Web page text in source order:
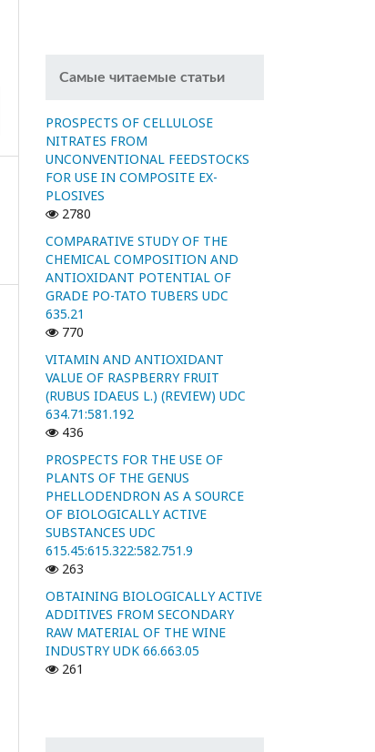
Самые читаемые статьи
PROSPECTS OF CELLULOSE
NITRATES FROM
UNCONVENTIONAL FEEDSTOCKS
FOR USE IN COMPOSITE EX-
PLOSIVES
2780
COMPARATIVE STUDY OF THE
CHEMICAL COMPOSITION AND
ANTIOXIDANT POTENTIAL OF
GRADE PO-TATO TUBERS UDC
635.21
770
VITAMIN AND ANTIOXIDANT
VALUE OF RASPBERRY FRUIT
(RUBUS IDAEUS L.) (REVIEW) UDC
634.71:581.192
436
PROSPECTS FOR THE USE OF
PLANTS OF THE GENUS
PHELLODENDRON AS A SOURCE
OF BIOLOGICALLY ACTIVE
SUBSTANCES UDC
615.45:615.322:582.751.9
263
OBTAINING BIOLOGICALLY ACTIVE
ADDITIVES FROM SECONDARY
RAW MATERIAL OF THE WINE
INDUSTRY UDK 66.663.05
261